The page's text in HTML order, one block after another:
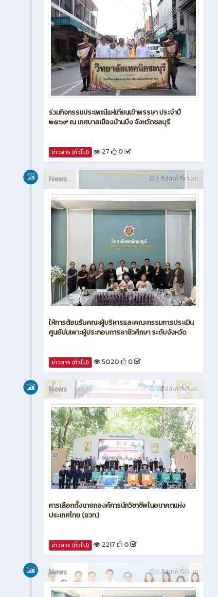
ร่วมกิจกรรมประเพณีแห่เทียนเข้าพรรษา ประจำปี
๒๕๖๙ ณ เทศบาลเมืองบ้านบึง จังหวัดชลบุรี
ข่าวสาร (ทั่วไป) 27 0
2 สัปดาห์ ที่ผ่านมา
News
ให้การต้อนรับคณะผู้บริหารและคณะกรรมการประเมิน
ศูนย์บ่มเพาะผู้ประกอบการอาชีวศึกษา ระดับจังหวัด
ข่าวสาร (ทั่วไป) 5020 0
2 สัปดาห์ ที่ผ่านมา
News
การเลือกตั้งนายกองค์การนักวิชาชีพในอนาคตแห่ง
ประเทศไทย (อวท.)
ข่าวสาร (ทั่วไป) 2217 0
2 สัปดาห์ ที่ผ่านมา
News